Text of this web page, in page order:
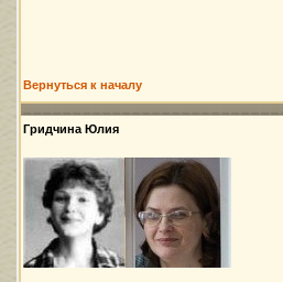
Вернуться к началу
Гридчина Юлия